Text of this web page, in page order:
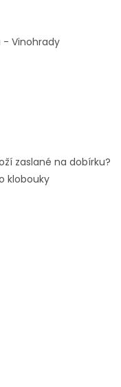
- Vinohrady
zaslané na dobírku?
klobouky